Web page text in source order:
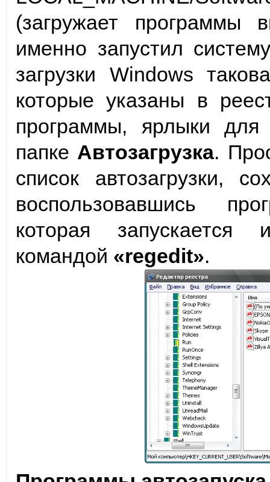
(загружает программы
именно запустил
загрузки Windows
которые указаны в
программы, ярлыки для
папке Автозагрузка.
список автозагрузки,
воспользовавшись
которая
командой «regedit».